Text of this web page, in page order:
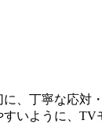
、丁寧な応対
いように、